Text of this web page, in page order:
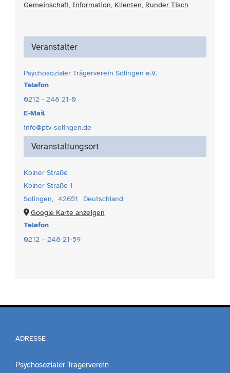
Gemeinschaft, Information, Klienten, Runder Tisch
Veranstaltungsort
Kölner Straße
Kölner Straße 1
Solingen, 42651
Deutschland
Google Karte anzeigen
Telefon
0212 – 248 21-59
Veranstalter
Psychosozialer Trägerverein Solingen e.V.
Telefon
0212 - 248 21-0
E-Mail
info@ptv-solingen.de
ADRESSE
Psychosozialer Trägerverein